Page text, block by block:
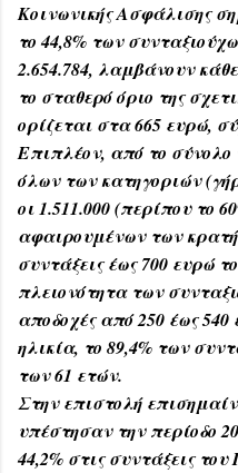
Κοινωνικής Ασφάλισης
το 44,8% των
2.654.784, λαμβάνουν
το σταθερό όριο της
ορίζεται στα 665 ευρώ,
Επιπλέον, από το σύνολο
όλων των κατηγοριών
οι 1.511.000 (περίπου το
αφαιρουμένων των
συντάξεις έως 700 ευρώ
πλειονότητα των
αποδοχές από 250 έως
ηλικία, το 89,4% των
των 61 ετών.
Στην επιστολή
υπέστησαν την περίοδο
44,2% στις συντάξεις